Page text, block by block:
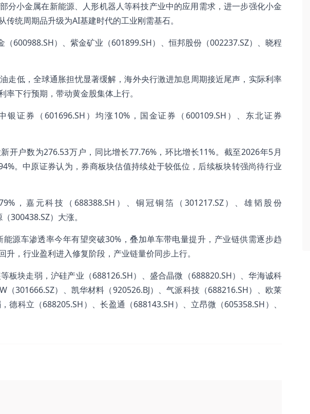
分小金属在新能源、人形机器人等科技产业中的应用需求，进一步强化小金
统周期品升级为AI基建时代的工业刚需基石。
600988.SH）、紫金矿业（601899.SH）、恒邦股份（002237.SZ）、晓程
走低，全球通胀担忧显著缓解，海外央行激进加息周期接近尾声，实际利率
下行预期，带动黄金股集体上行。
证券（601696.SH）均涨10%，国金证券（600109.SH）、东北证券
开户数为276.53万户，同比增长77.76%，环比增长11%。截至2026年5月
。中原证券认为，券商板块估值持续处于较低位，后续板块转强尚待行业
，嘉元科技（688388.SH）、铜冠铜箔（301217.SZ）、雄韬股份
300438.SZ）大涨。
源车渗透率今年有望突破30%，叠加单车带电量提升，产业链供需逐步趋
，行业盈利进入修复阶段，产业链量价同步上行。
板块走弱，沪硅产业（688126.SH）、盛合晶微（688820.SH）、华海诚科
（301666.SZ）、凯华材料（920526.BJ）、气派科技（688216.SH）、欧莱
德科立（688205.SH）、长盈通（688143.SH）、立昂微（605358.SH）、